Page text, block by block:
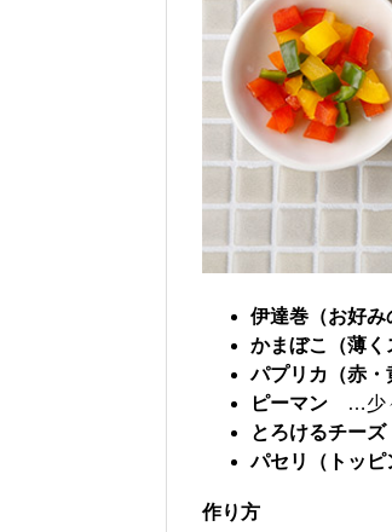
伊達巻（お好み
かまぼこ（薄く
パプリカ（赤・
ピーマン …少
とろけるチーズ
パセリ（トッピ
作り方